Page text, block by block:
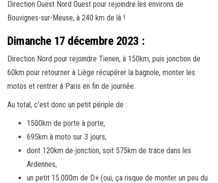
Direction Ouest Nord Ouest pour rejoindre les environs de
Bouvignes-sur-Meuse, à 240 km de là !
Dimanche 17 décembre 2023 :
Direction Nord pour rejoindre Tienen, à 150km, puis jonction de
60km pour retourner à Liège récupérer la bagnole, monter les
motos et rentrer à Paris en fin de journée.
Au total, c’est donc un petit périple de :
1500km de porte à porte,
695km à moto sur 3 jours,
dont 120km de jonction, soit 575km de trace dans les
Ardennes,
un petit 15.000m de D+ (oui, ça risque de monter un peu du